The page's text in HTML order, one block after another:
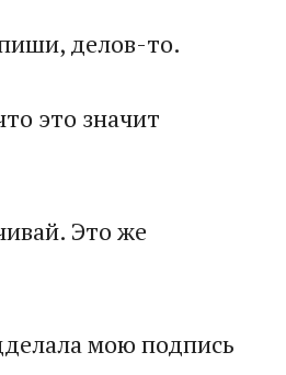
делов-то.
это значит
Это же
мою подпись